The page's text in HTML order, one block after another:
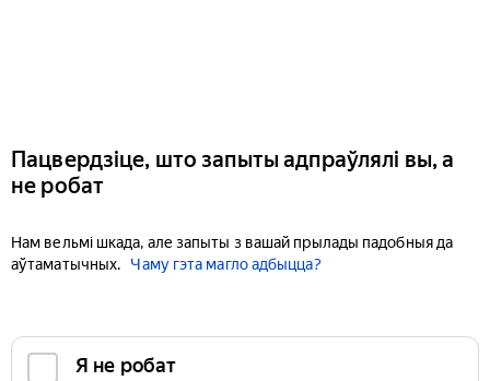
Пацвердзіце, што запыты адпраўлялі вы, а
не робат
Нам вельмі шкада, але запыты з вашай прылады падобныя да
аўтаматычных.
Чаму гэта магло адбыцца?
Я не робат